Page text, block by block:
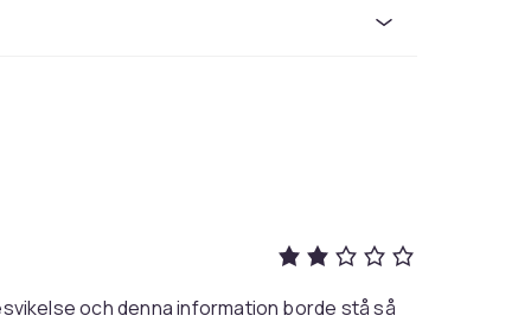
også som en mobilholder, perfekt når du vil
och denna information borde stå så